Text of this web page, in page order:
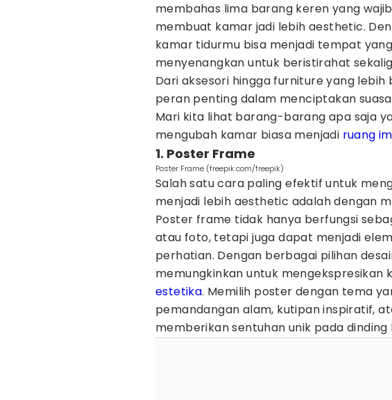
membahas lima barang keren yang
membuat kamar jadi lebih aesthetic.
kamar tidurmu bisa menjadi tempat
menyenangkan untuk beristirahat
Dari aksesori hingga furniture yang
peran penting dalam menciptakan
Mari kita lihat barang-barang apa saja
mengubah kamar biasa menjadi ruang
1. Poster Frame
Poster Frame (freepik.com/freepik)
Salah satu cara paling efektif untuk
menjadi lebih aesthetic adalah dengan
Poster frame tidak hanya berfungsi
atau foto, tetapi juga dapat menjadi
perhatian. Dengan berbagai pilihan
memungkinkan untuk mengekspresikan
estetika. Memilih poster dengan tema
pemandangan alam, kutipan inspiratif,
memberikan sentuhan unik pada dinding